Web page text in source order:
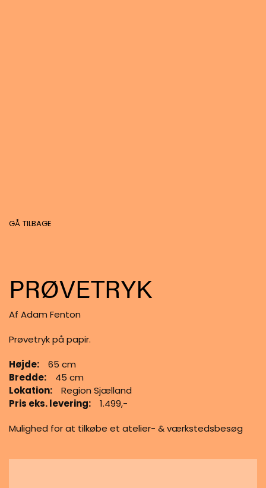
GÅ TILBAGE
PRØVETRYK
Af Adam Fenton
Prøvetryk på papir.
Højde:
65 cm
Bredde:
45 cm
Lokation:
Region Sjælland
Pris eks. levering:
1.499,-
Mulighed for at tilkøbe et atelier- & værkstedsbesøg